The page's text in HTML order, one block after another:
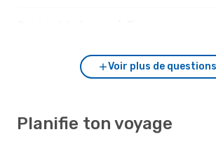
Voir plus de questions
Planifie ton voyage